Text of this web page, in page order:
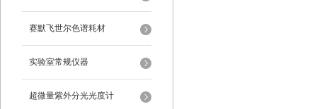
赛默飞世尔色谱耗材
实验室常规仪器
超微量紫外分光光度计